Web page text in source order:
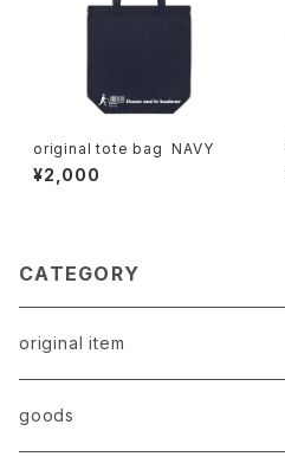
original tote bag NAVY
¥2,000
CATEGORY
original item
goods